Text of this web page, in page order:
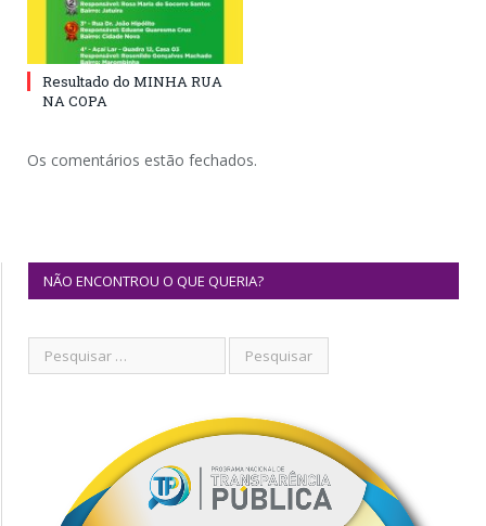
Resultado do MINHA RUA
NA COPA
Os comentários estão fechados.
NÃO ENCONTROU O QUE QUERIA?